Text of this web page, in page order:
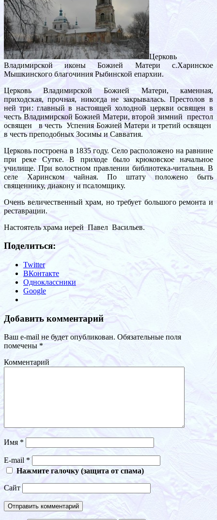
Церковь
Владимирской иконы Божией Матери с.Харинское
Мышкинского благочиния Рыбинской епархии.
Церковь Владимирской Божией Матери, каменная,
приходская, прочная, никогда не закрывалась. Престолов в
ней три: главный в настоящей холодной церкви освящен в
честь Владимирской Божией Матери, второй зимний престол
освящен в честь Успения Божией Матери и третий освящен
в честь преподобных Зосимы и Савватия.
Церковь построена в 1835 году. Село расположено на равнине
при реке Сутке. В приходе было крюковское начальное
училище. При волостном правлении библиотека-читальня. В
селе Харинском чайная. По штату положено быть
священнику, диакону и псаломщику.
Очень величественный храм, но требует большого ремонта и
реставрации.
Настоятель храма иерей Павел Васильев.
Поделиться:
Twitter
ВКонтакте
Одноклассники
Google
Добавить комментарий
Ваш e-mail не будет опубликован. Обязательные поля
помечены *
Комментарий
Имя *
E-mail *
Нажмите галочку (защита от спама)
Сайт